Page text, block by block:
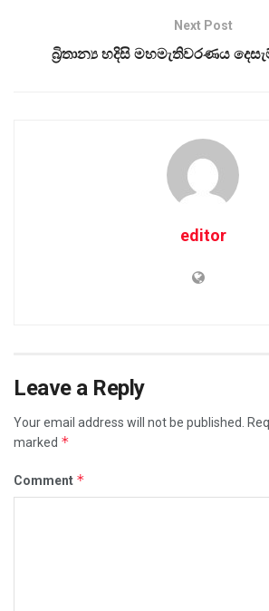
Next Post
බ්‍රිතාන්‍ය හදිසි මහමැතිවරණය
editor
Leave a Reply
Your email address will not be published.
marked *
Comment *